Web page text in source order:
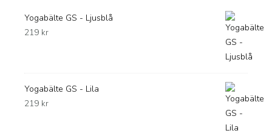
Yogabälte GS - Ljusblå
219 kr
Yogabälte GS - Lila
219 kr